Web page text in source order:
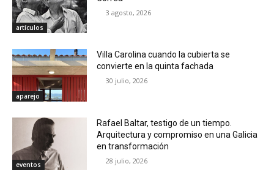
artículos
3 agosto, 2026
aparejo
Villa Carolina cuando la cubierta se
convierte en la quinta fachada
30 julio, 2026
eventos
Rafael Baltar, testigo de un tiempo.
Arquitectura y compromiso en una Galicia
en transformación
28 julio, 2026